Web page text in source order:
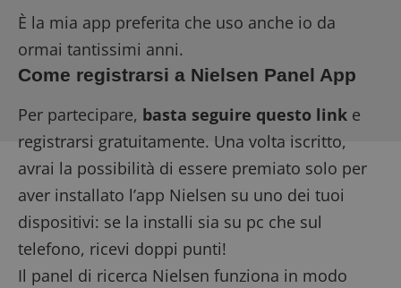
È la mia app preferita che uso anche io da
ormai tantissimi anni.
Come registrarsi a Nielsen Panel App
Per partecipare, basta seguire questo link e
registrarsi gratuitamente. Una volta iscritto,
avrai la possibilità di essere premiato solo per
aver installato l’app Nielsen su uno dei tuoi
dispositivi: se la installi sia su pc che sul
telefono, ricevi doppi punti!
Il panel di ricerca Nielsen funziona in modo